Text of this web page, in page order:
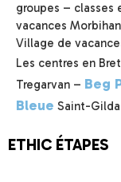
groupes – classes
vacances
Village de
Les centres en
Tregarvan – Beg
Bleue Saint-
ETHIC ÉTAPES